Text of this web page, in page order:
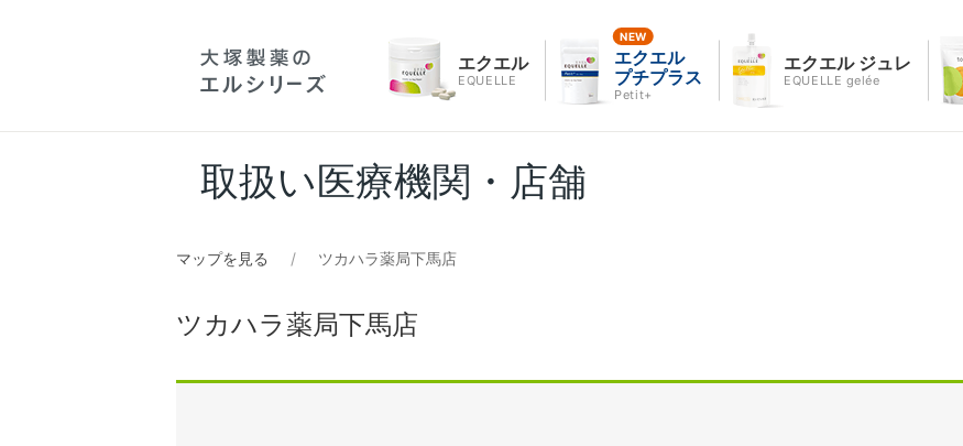
エクエル
EQUELLE
エクエル
プチプラス
Petit+
エクエル ジュレ
EQUELLE gelée
取扱い医療機関・店舗
マップを見る ツカハラ薬局下馬店
ツカハラ薬局下馬店